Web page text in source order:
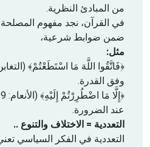
من المبادئ النظرية.
في القرآن، نجد مفهوم المصلحة
ضمن ضوابط شرعية،
مثل:
وفق القدرة.
عند الضرورة.
التعددية = الاختلاف والتنوع ..
التعددية في الفكر السياسي